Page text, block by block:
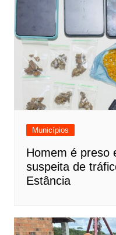
Municípios
Homem é preso
suspeita de
Estância